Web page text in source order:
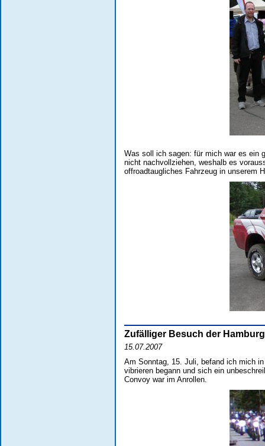
Was soll ich sagen: für mich war es ein
nicht nachvollziehen, weshalb es
offroadtaugliches Fahrzeug in unserem
Zufälliger Besuch der
15.07.2007
Am Sonntag, 15. Juli, befand ich mich
vibrieren begann und sich ein
Convoy war im Anrollen.